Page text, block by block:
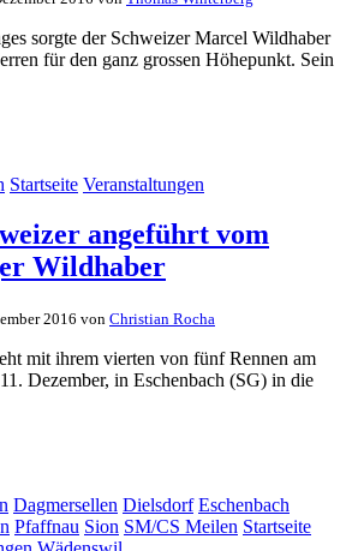
sorgte der Schweizer Marcel Wildhaber
für den ganz grossen Höhepunkt. Sein
Startseite Veranstaltungen
angeführt vom
Wildhaber
2016 von Christian Rocha
mit ihrem vierten von fünf Rennen am
Dezember, in Eschenbach (SG) in die
Dagmersellen Dielsdorf Eschenbach
Pfaffnau Sion SM/CS Meilen Startseite